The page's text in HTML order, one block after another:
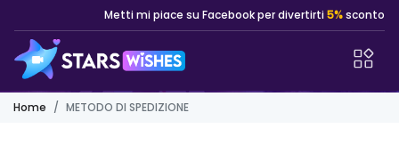
Metti mi piace su Facebook per divertirti5%sconto
Home METODO DI SPEDIZIONE